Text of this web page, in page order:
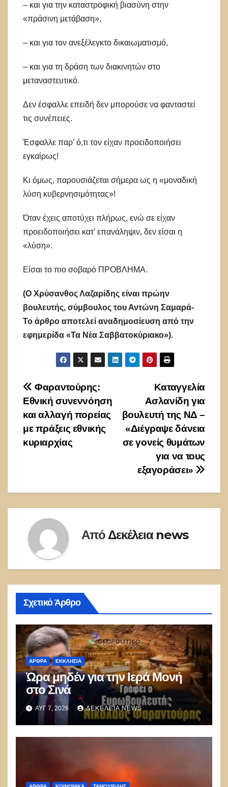
– και για την καταστροφική βιασύνη στην
«πράσινη μετάβαση»,
– και για τον ανεξέλεγκτο δικαιωματισμό,
– και για τη δράση των διακινητών στο
μεταναστευτικό.
Δεν έσφαλλε επειδή δεν μπορούσε να φανταστεί
τις συνέπειες.
Έσφαλλε παρ’ ό,τι τον είχαν προειδοποιήσει
εγκαίρως!
Κι όμως, παρουσιάζεται σήμερα ως η «μοναδική
λύση κυβερνησιμότητας»!
Όταν έχεις αποτύχει πλήρως, ενώ σε είχαν
προειδοποιήσει κατ’ επανάληψιν, δεν είσαι η
«λύση».
Είσαι το πιο σοβαρό ΠΡΟΒΛΗΜΑ.
(Ο Χρύσανθος Λαζαρίδης είναι πρώην
βουλευτής, σύμβουλος του Αντώνη Σαμαρά-
Το άρθρο αποτελεί αναδημοσίευση από την
εφημερίδα «Τα Νέα Σαββατοκύριακο»).
Πλοήγηση
άρθρων
Καταγγελία
Ασλανίδη για
βουλευτή της ΝΔ –
«Διέγραψε δάνεια
σε γονείς θυμάτων
για να τους
εξαγοράσει»
Φαραντούρης:
Εθνική συνεννόηση
και αλλαγή πορείας
με πράξεις εθνικής
κυριαρχίας
Από Δεκέλεια news
Σχετικό Άρθρο
ΑΡΘΡΑ ΕΚΚΛΗΣΊΑ
Ώρα μηδέν για την Ιερά Μονή
στο Σινά
ΑΥΓ 7, 2026 ΔΕΚΈΛΕΙΑ NEWS